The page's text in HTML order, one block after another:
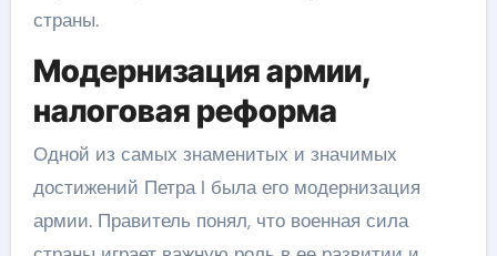
страны.
Модернизация армии,
налоговая реформа
Одной из самых знаменитых и значимых
достижений Петра I была его модернизация
армии. Правитель понял, что военная сила